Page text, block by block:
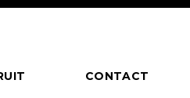
CONTACT